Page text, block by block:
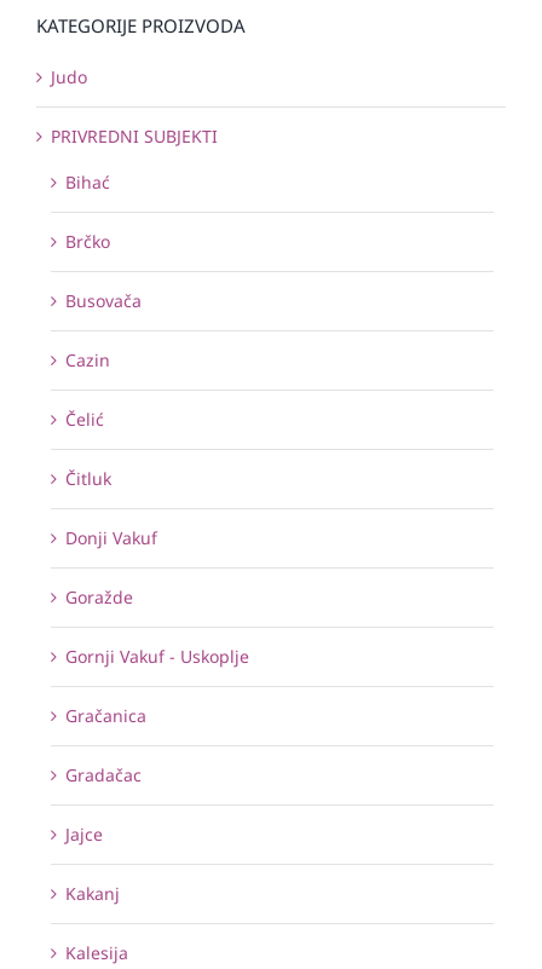
KATEGORIJE PROIZVODA
Judo
PRIVREDNI SUBJEKTI
Bihać
Brčko
Busovača
Cazin
Čelić
Čitluk
Donji Vakuf
Goražde
Gornji Vakuf - Uskoplje
Gračanica
Gradačac
Jajce
Kakanj
Kalesija